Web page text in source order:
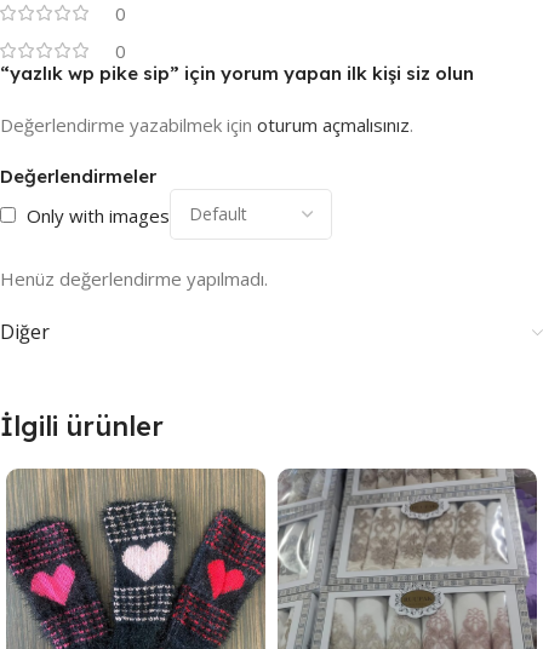
0
0
Değerlendirmeler
Only with images
Henüz değerlendirme yapılmadı.
“yazlık wp pike sip” için yorum yapan ilk kişi siz olun
Değerlendirme yazabilmek için oturum açmalısınız.
Diğer
İlgili ürünler